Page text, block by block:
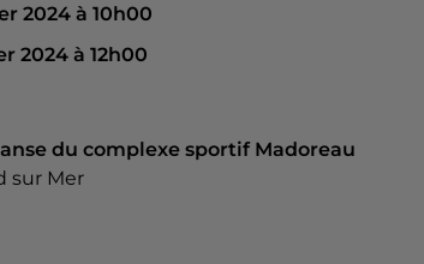
2024 à 10h00
2024 à 12h00
du complexe sportif Madoreau
sur Mer